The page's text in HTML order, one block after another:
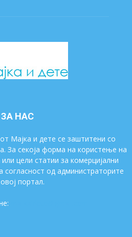
ЗА НАС
Мајка и дете се заштитени со
За секоја форма на користење на
цели статии за комерцијални
согласност од администраторите
портал.